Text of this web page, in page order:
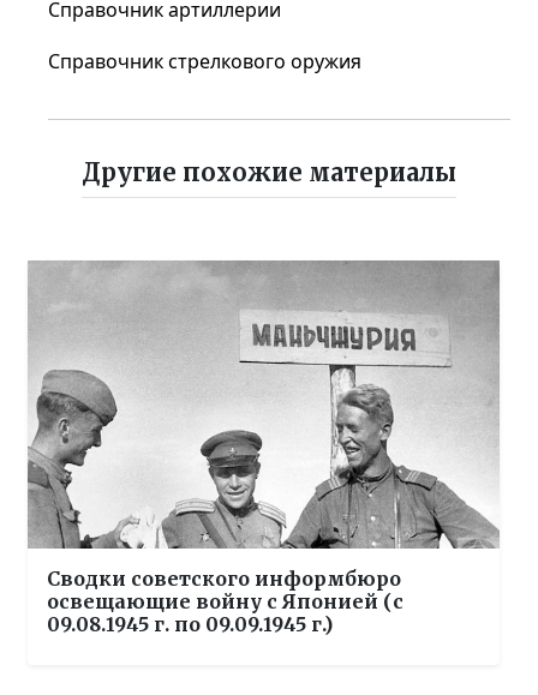
Справочник артиллерии
Справочник стрелкового оружия
Другие похожие материалы
Сводки советского информбюро
освещающие войну с Японией (с
09.08.1945 г. по 09.09.1945 г.)